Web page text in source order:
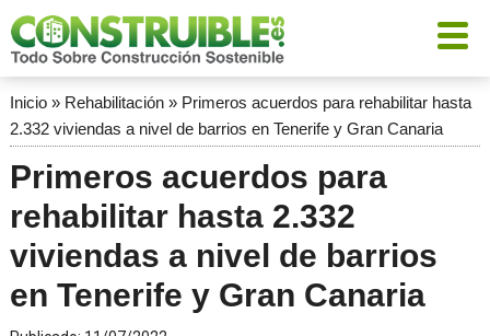
Inicio» Rehabilitación» Primeros acuerdos para rehabilitar hasta
2.332 viviendas a nivel de barrios en Tenerife y Gran Canaria
Primeros acuerdos para
rehabilitar hasta 2.332
viviendas a nivel de barrios
en Tenerife y Gran Canaria